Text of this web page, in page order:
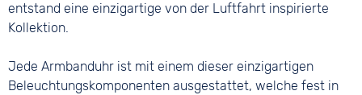
entstand eine einzigartige von der Luftfahrt inspirierte
Kollektion.
Jede Armbanduhr ist mit einem dieser einzigartigen
Beleuchtungskomponenten ausgestattet, welche fest in